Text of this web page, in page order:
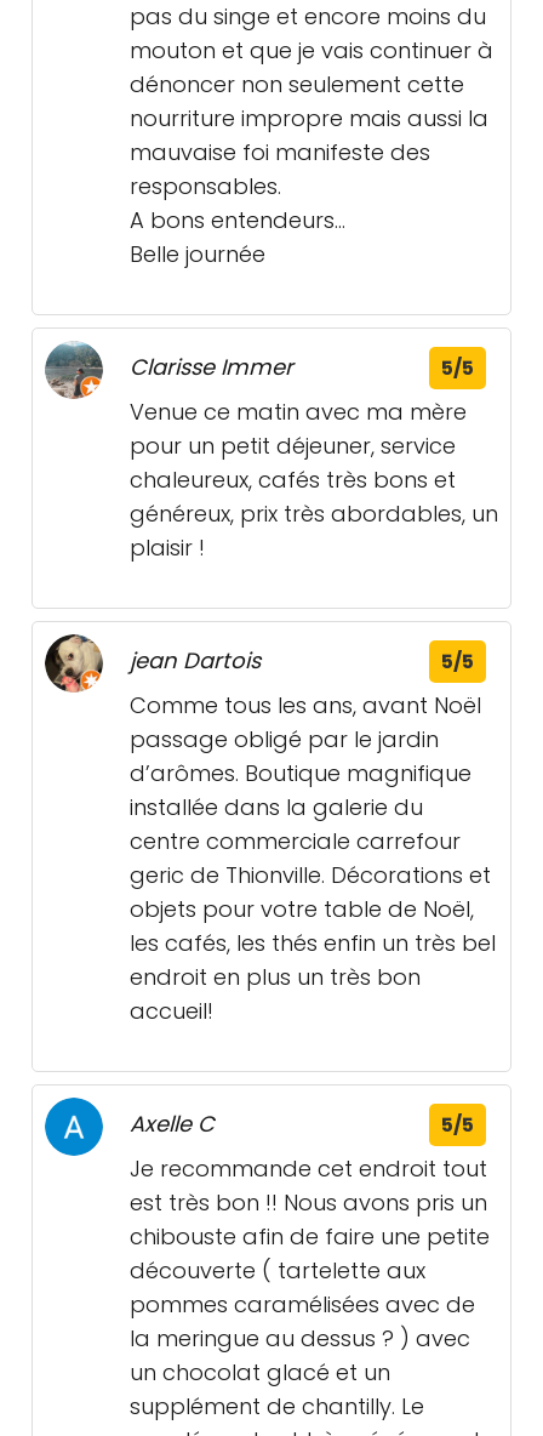
pas du singe et encore moins du
mouton et que je vais continuer à
dénoncer non seulement cette
nourriture impropre mais aussi la
mauvaise foi manifeste des
responsables.
A bons entendeurs...
Belle journée
Clarisse Immer 5/5
Venue ce matin avec ma mère
pour un petit déjeuner, service
chaleureux, cafés très bons et
généreux, prix très abordables, un
plaisir !
jean Dartois 5/5
Comme tous les ans, avant Noël
passage obligé par le jardin
d’arômes. Boutique magnifique
installée dans la galerie du
centre commerciale carrefour
geric de Thionville. Décorations et
objets pour votre table de Noël,
les cafés, les thés enfin un très bel
endroit en plus un très bon
accueil!
Axelle C 5/5
Je recommande cet endroit tout
est très bon !! Nous avons pris un
chibouste afin de faire une petite
découverte ( tartelette aux
pommes caramélisées avec de
la meringue au dessus ? ) avec
un chocolat glacé et un
supplément de chantilly. Le